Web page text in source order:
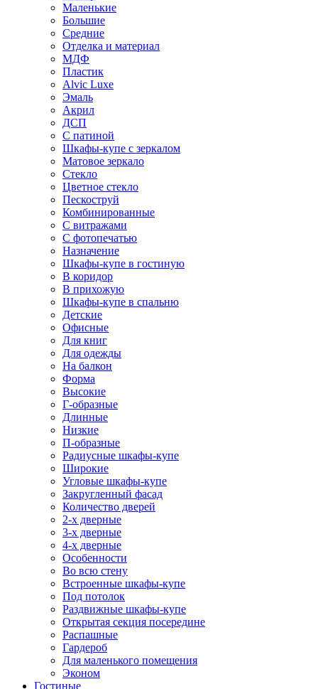
Маленькие
Большие
Средние
Отделка и материал
МДФ
Пластик
Alvic Luxe
Эмаль
Акрил
ДСП
С патиной
Шкафы-купе с зеркалом
Матовое зеркало
Стекло
Цветное стекло
Пескоструй
Комбинированные
С витражами
С фотопечатью
Назначение
Шкафы-купе в гостиную
В коридор
В прихожую
Шкафы-купе в спальню
Детские
Офисные
Для книг
Для одежды
На балкон
Форма
Высокие
Г-образные
Длинные
Низкие
П-образные
Радиусные шкафы-купе
Широкие
Угловые шкафы-купе
Закругленный фасад
Количество дверей
2-х дверные
3-х дверные
4-х дверные
Особенности
Во всю стену
Встроенные шкафы-купе
Под потолок
Раздвижные шкафы-купе
Открытая секция посередине
Распашные
Гардероб
Для маленького помещения
Эконом
Гостиные